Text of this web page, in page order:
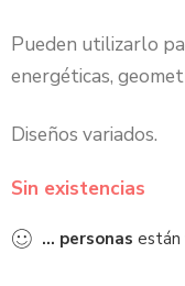
Pueden utilizarlo
energéticas,
Diseños variados.
Sin existencias
... personas están